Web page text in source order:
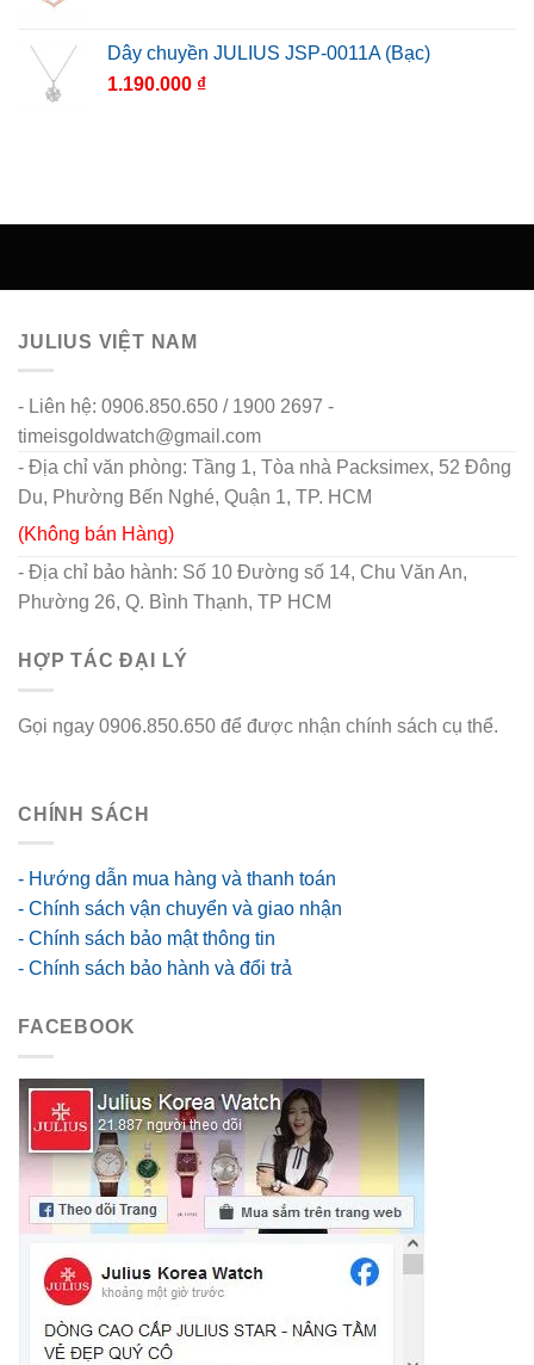
Dây chuyền JULIUS JSP-0011A (Bạc)
1.190.000 ₫
JULIUS VIỆT NAM
- Liên hệ: 0906.850.650 / 1900 2697 -
timeisgoldwatch@gmail.com
- Địa chỉ văn phòng: Tầng 1, Tòa nhà Packsimex, 52 Đông
Du, Phường Bến Nghé, Quận 1, TP. HCM
(Không bán Hàng)
- Địa chỉ bảo hành: Số 10 Đường số 14, Chu Văn An,
Phường 26, Q. Bình Thạnh, TP HCM
HỢP TÁC ĐẠI LÝ
Gọi ngay 0906.850.650 để được nhận chính sách cụ thể.
CHÍNH SÁCH
- Hướng dẫn mua hàng và thanh toán
- Chính sách vận chuyển và giao nhận
- Chính sách bảo mật thông tin
- Chính sách bảo hành và đổi trả
FACEBOOK